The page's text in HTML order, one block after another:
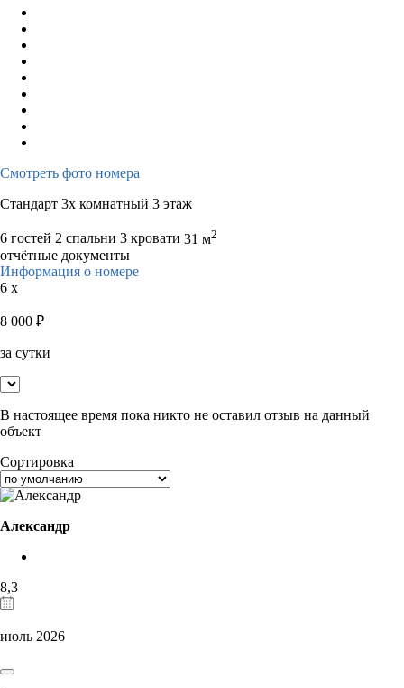
Смотреть фото номера
Стандарт 3х комнатный 3 этаж
6 гостей 2 спальни 3 кровати 31 м2
отчётные документы
Информация о номере
6 x
8 000 ₽
за сутки
В настоящее время пока никто не оставил отзыв на данный
объект
Сортировка
Александр
8,3
июль 2026